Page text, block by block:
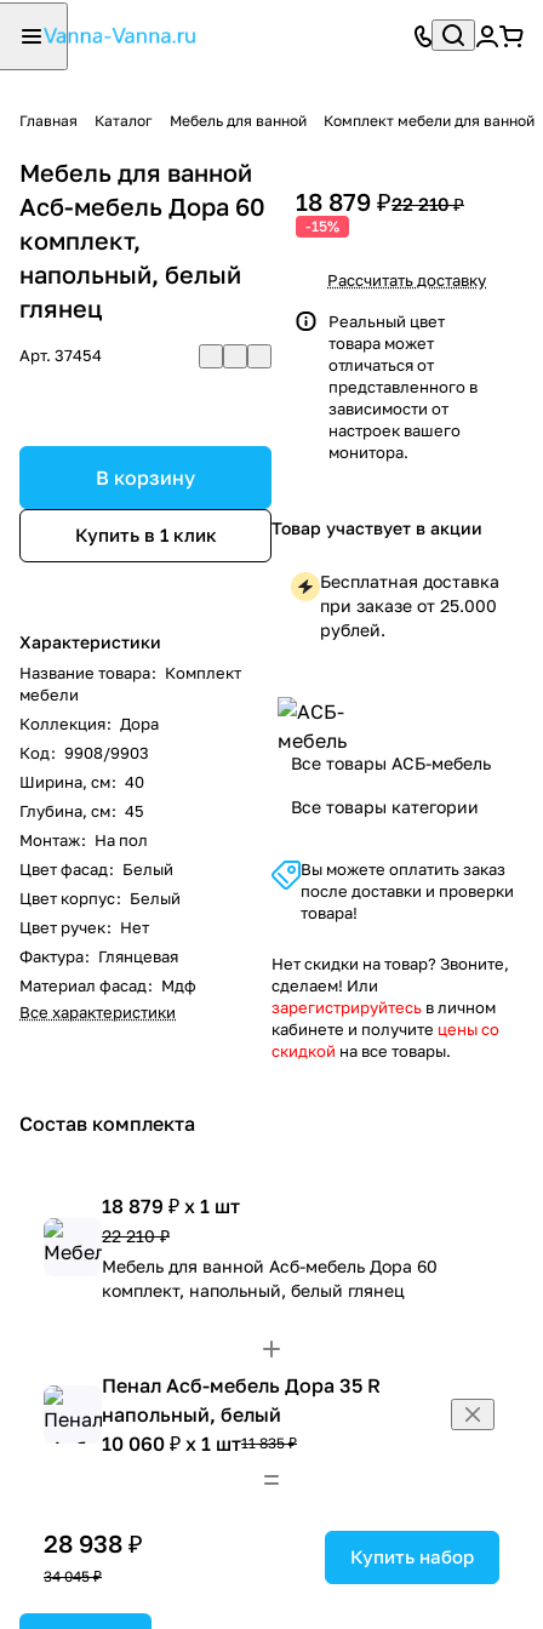
Главная Каталог Мебель для ванной Комплект мебели для ванной
Мебель для ванной
Асб-мебель Дора 60
комплект,
напольный, белый
глянец
Арт. 37454
В корзину
Купить в 1 клик
Характеристики
Название товара: Комплект
мебели
Коллекция: Дора
Код: 9908/9903
Ширина, см: 40
Глубина, см: 45
Монтаж: На пол
Цвет фасад: Белый
Цвет корпус: Белый
Цвет ручек: Нет
Фактура: Глянцевая
Материал фасад: Мдф
Все характеристики
18 879 ₽22 210 ₽
-15%
Рассчитать доставку
Реальный цвет
товара может
отличаться от
представленного в
зависимости от
настроек вашего
монитора.
Товар участвует в акции
Бесплатная доставка
при заказе от 25.000
рублей.
Все товары АСБ-мебель
Все товары категории
Вы можете оплатить заказ
после доставки и проверки
товара!
Нет скидки на товар? Звоните,
сделаем! Или
зарегистрируйтесь в личном
кабинете и получите цены со
скидкой на все товары.
Состав комплекта
18 879 ₽ x 1 шт
22 210 ₽
Мебель для ванной Асб-мебель Дора 60
комплект, напольный, белый глянец
Пенал Асб-мебель Дора 35 R
напольный, белый
10 060 ₽ x 1 шт11 835 ₽
28 938 ₽
34 045 ₽
Купить набор